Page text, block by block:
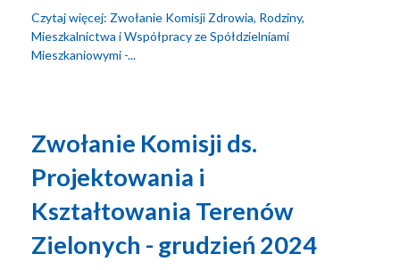
Czytaj więcej: Zwołanie Komisji Zdrowia, Rodziny,
Mieszkalnictwa i Współpracy ze Spółdzielniami
Mieszkaniowymi -...
Zwołanie Komisji ds.
Projektowania i
Kształtowania Terenów
Zielonych - grudzień 2024